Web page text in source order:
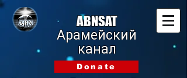
ABNSAT
Арамейский
канал
Donate